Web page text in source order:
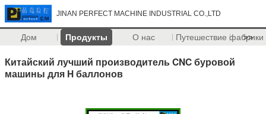
JINAN PERFECT MACHINE INDUSTRIAL CO.,LTD
Дом Продукты О нас Путешествие фабрики
>>
Китайский лучший производитель CNC буровой
машины для H баллонов